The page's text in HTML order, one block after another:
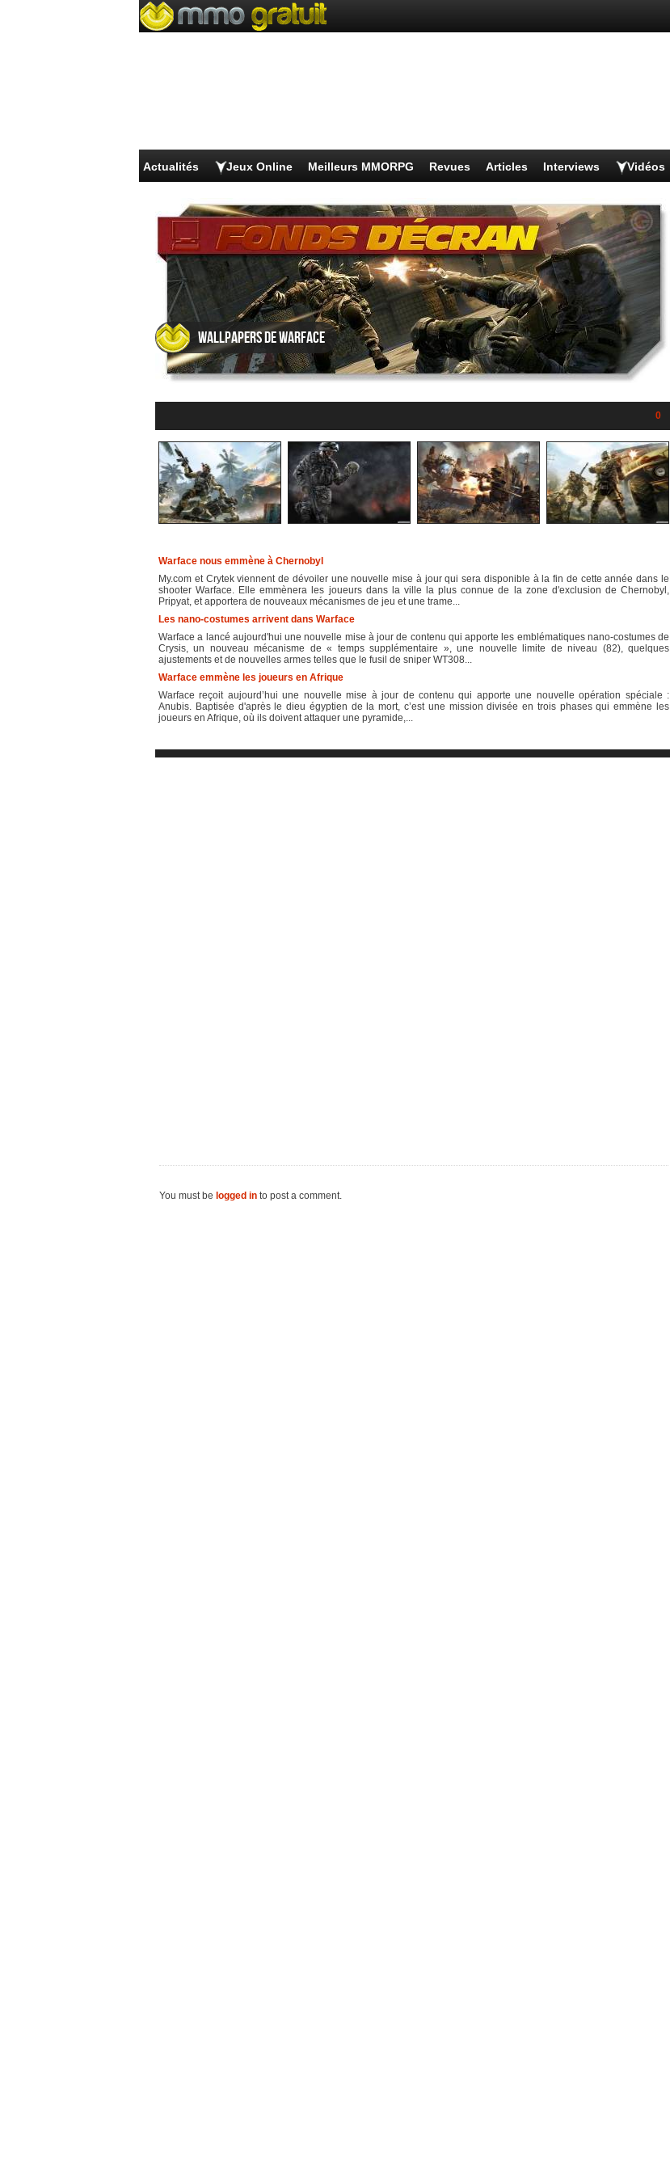
Actualités Jeux Online Meilleurs MMORPG Revues Articles Interviews Vidéos
Wallpapers de Warface
0
Warface nous emmène à Chernobyl
My.com et Crytek viennent de dévoiler une nouvelle mise à jour qui sera disponible à la fin de cette année dans le
shooter Warface. Elle emmènera les joueurs dans la ville la plus connue de la zone d'exclusion de Chernobyl,
Pripyat, et apportera de nouveaux mécanismes de jeu et une trame...
Les nano-costumes arrivent dans Warface
Warface a lancé aujourd'hui une nouvelle mise à jour de contenu qui apporte les emblématiques nano-costumes de
Crysis, un nouveau mécanisme de « temps supplémentaire », une nouvelle limite de niveau (82), quelques
ajustements et de nouvelles armes telles que le fusil de sniper WT308...
Warface emmène les joueurs en Afrique
Warface reçoit aujourd’hui une nouvelle mise à jour de contenu qui apporte une nouvelle opération spéciale :
Anubis. Baptisée d'après le dieu égyptien de la mort, c’est une mission divisée en trois phases qui emmène les
joueurs en Afrique, où ils doivent attaquer une pyramide,...
You must be logged in to post a comment.